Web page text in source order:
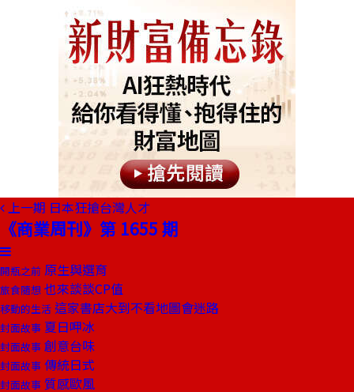
上一期 日本狂搶台灣人才
《商業周刊》第 1655 期
開瓶之前 原生與選育
旅食隨想 也來談談CP值
移動的生活 這家書店大到不看地圖會迷路
封面故事 夏日呷冰
封面故事 創意台味
封面故事 傳統日式
封面故事 質感歐風